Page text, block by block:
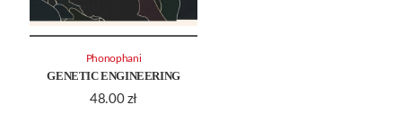
GENETIC ENGINEERING
48.00 zł
Phonophani